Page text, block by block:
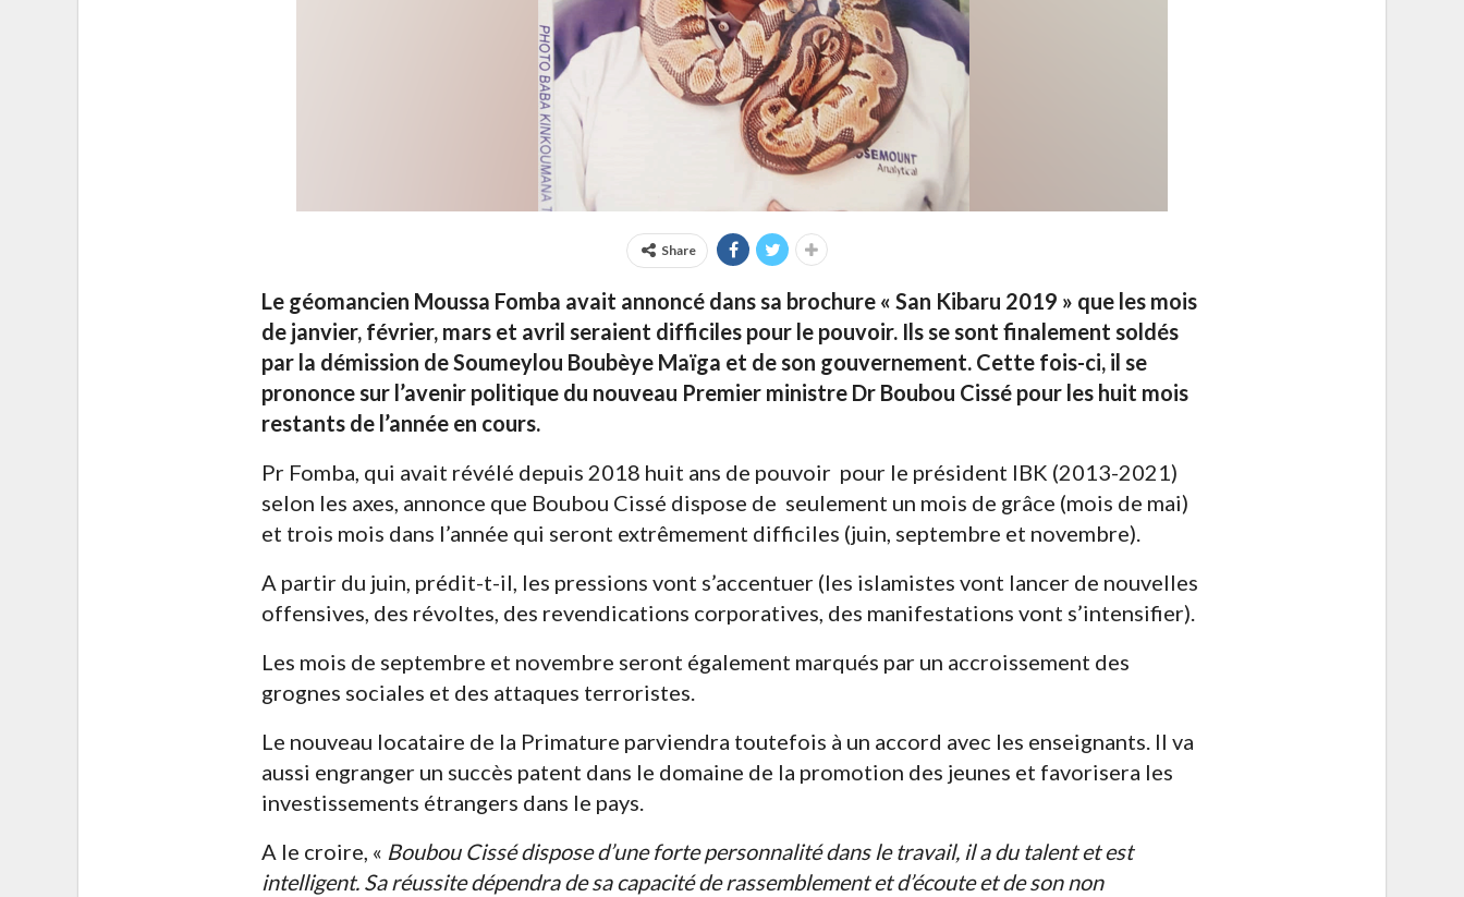
Share
Le géomancien Moussa Fomba avait annoncé dans sa brochure « San Kibaru 2019 » que les mois
de janvier, février, mars et avril seraient difficiles pour le pouvoir. Ils se sont finalement soldés
par la démission de Soumeylou Boubèye Maïga et de son gouvernement. Cette fois-ci, il se
prononce sur l’avenir politique du nouveau Premier ministre Dr Boubou Cissé pour les huit mois
restants de l’année en cours.
Pr Fomba, qui avait révélé depuis 2018 huit ans de pouvoir pour le président IBK (2013-2021)
selon les axes, annonce que Boubou Cissé dispose de seulement un mois de grâce (mois de mai)
et trois mois dans l’année qui seront extrêmement difficiles (juin, septembre et novembre).
A partir du juin, prédit-t-il, les pressions vont s’accentuer (les islamistes vont lancer de nouvelles
offensives, des révoltes, des revendications corporatives, des manifestations vont s’intensifier).
Les mois de septembre et novembre seront également marqués par un accroissement des
grognes sociales et des attaques terroristes.
Le nouveau locataire de la Primature parviendra toutefois à un accord avec les enseignants. Il va
aussi engranger un succès patent dans le domaine de la promotion des jeunes et favorisera les
investissements étrangers dans le pays.
A le croire, « Boubou Cissé dispose d’une forte personnalité dans le travail, il a du talent et est
intelligent. Sa réussite dépendra de sa capacité de rassemblement et d’écoute et de son non